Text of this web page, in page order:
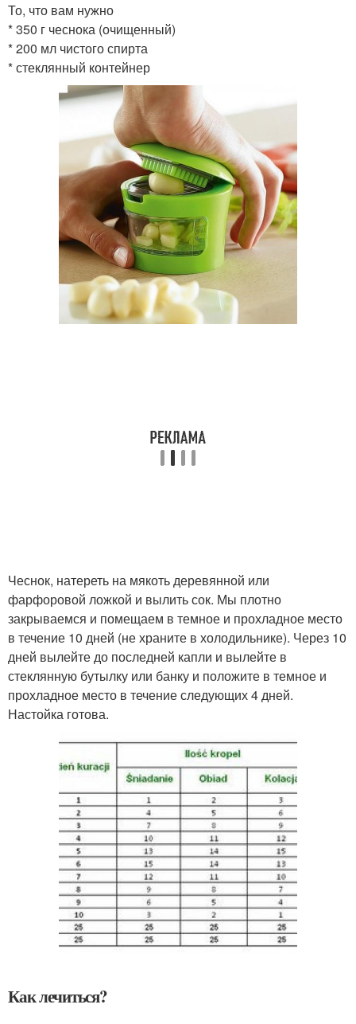
То, что вам нужно
* 350 г чеснока (очищенный)
* 200 мл чистого спирта
* стеклянный контейнер
Чеснок, натереть на мякоть деревянной или
фарфоровой ложкой и вылить сок. Мы плотно
закрываемся и помещаем в темное и прохладное место
в течение 10 дней (не храните в холодильнике). Через 10
дней вылейте до последней капли и вылейте в
стеклянную бутылку или банку и положите в темное и
прохладное место в течение следующих 4 дней.
Настойка готова.
Как лечиться?